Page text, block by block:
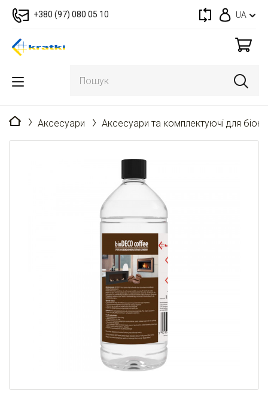
+380 (97) 080 05 10 UA
Головна
Аксесуари Аксесуари та комплектуючі для